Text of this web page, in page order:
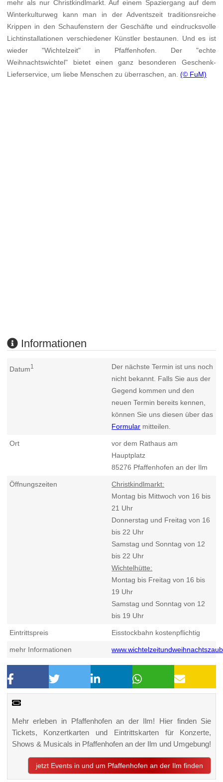
mehr als nur Christkindlmarkt. Auf einem Spaziergang auf dem
Winterkulturweg kann man in der Adventszeit traditionsreiche
Krippen in den Schaufenstern der Geschäfte und eindrucksvolle
Lichtinstallationen verschiedener Künstler bestaunen. Und es ist
wieder "Wichtelzeit" in Pfaffenhofen. Der "echte
Weihnachtswichtel" bietet einen ganz besonderen Geschenk-
Lieferservice, um liebe Menschen zu überraschen, an.(© FuM)
Informationen
Datum1
Der nächste Termin ist uns noch
nicht bekannt. Falls Sie aus der
Gegend kommen und den
neuen Termin bereits kennen,
können Sie uns diesen über das
Formular mitteilen.
Ort
vor dem Rathaus am
Hauptplatz
85276 Pfaffenhofen an der Ilm
Öffnungszeiten
Christkindlmarkt:
Montag bis Mittwoch von 16 bis
21 Uhr
Donnerstag und Freitag von 16
bis 22 Uhr
Samstag und Sonntag von 12
bis 22 Uhr
Wichtelhütte:
Montag bis Freitag von 16 bis
19 Uhr
Samstag und Sonntag von 12
bis 19 Uhr
Eintrittspreis Eisstockbahn kostenpflichtig
mehr Informationen
Mehr erleben in Pfaffenhofen an der Ilm! Hier finden Sie
Tickets, Konzertkarten und Eintrittskarten für Konzerte,
Shows & Musicals in Pfaffenhofen an der Ilm und Umgebung!
jetzt Events in und um Pfaffenhofen an der Ilm finden